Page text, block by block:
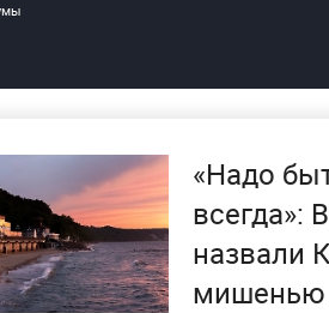
«Надо
всегда»:
назвали
мишенью